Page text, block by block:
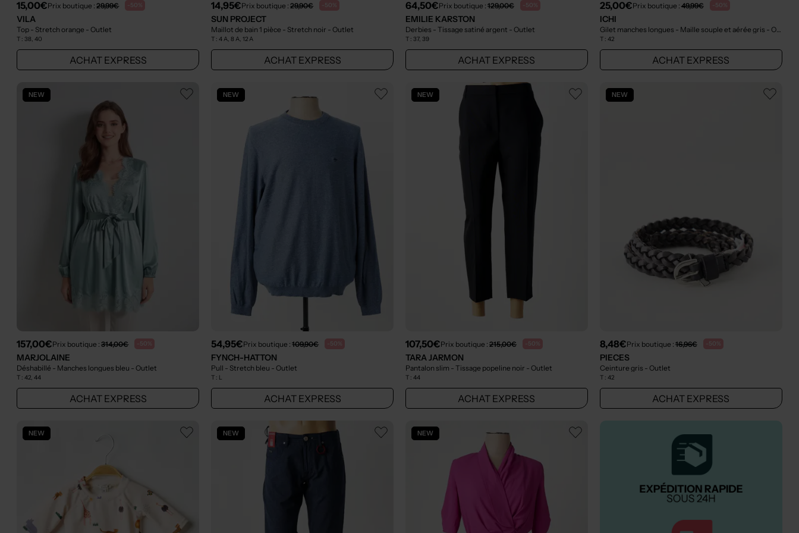
15,00€Prix boutique :29,99€ -50%
VILA
Top - Stretch orange - Outlet
T :38, 40
ACHAT EXPRESS
14,95€Prix boutique :29,90€ -50%
SUN PROJECT
Maillot de bain 1 pièce - Stretch noir - Outlet
T :4 A, 8 A, 12 A
ACHAT EXPRESS
64,50€Prix boutique : 129,00€ -50%
EMILIE KARSTON
Derbies - Tissage satiné argent - Outlet
T : 37, 39
ACHAT EXPRESS
25,00€Prix boutique : 49,99€ -50%
ICHI
Gilet manches longues - Maille souple et aérée gris - Outlet
T : 42
ACHAT EXPRESS
NEW
157,00€Prix boutique :314,00€ -50%
MARJOLAINE
Déshabillé - Manches longues bleu - Outlet
T :42, 44
ACHAT EXPRESS
NEW
54,95€Prix boutique :109,90€ -50%
FYNCH-HATTON
Pull - Stretch bleu - Outlet
T : L
ACHAT EXPRESS
NEW
107,50€Prix boutique : 215,00€ -50%
TARA JARMON
Pantalon slim - Tissage popeline noir - Outlet
T : 44
ACHAT EXPRESS
NEW
8,48€Prix boutique : 16,96€ -50%
PIECES
Ceinture gris - Outlet
T : 42
ACHAT EXPRESS
NEW NEW NEW